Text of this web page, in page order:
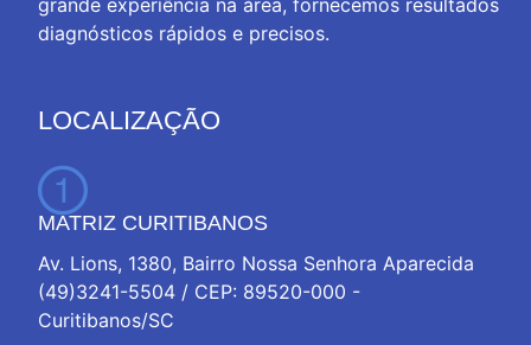
grande experiência na área, fornecemos resultados
diagnósticos rápidos e precisos.
LOCALIZAÇÃO
MATRIZ CURITIBANOS
Av. Lions, 1380, Bairro Nossa Senhora Aparecida
(49)3241-5504 / CEP: 89520-000 -
Curitibanos/SC